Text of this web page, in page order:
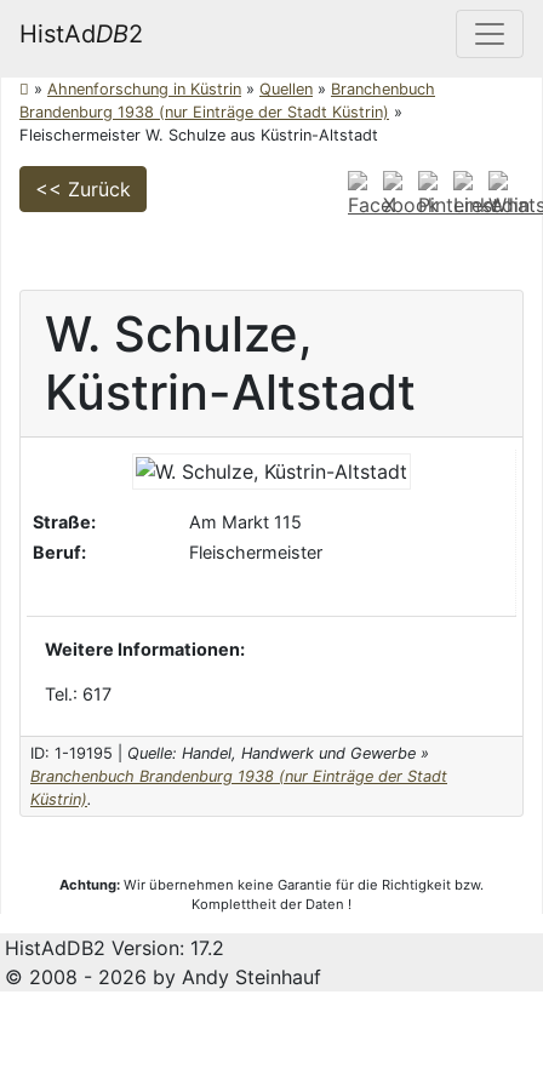
HistAdDB2
» Ahnenforschung in Küstrin » Quellen » Branchenbuch
Brandenburg 1938 (nur Einträge der Stadt Küstrin) »
Fleischermeister W. Schulze aus Küstrin-Altstadt
<< Zurück
W. Schulze,
Küstrin-Altstadt
Straße:
Am Markt 115
Beruf:
Fleischermeister
Weitere Informationen:
Tel.: 617
ID: 1-19195 | Quelle: Handel, Handwerk und Gewerbe »
Branchenbuch Brandenburg 1938 (nur Einträge der Stadt
Küstrin).
Achtung: Wir übernehmen keine Garantie für die Richtigkeit bzw.
Komplettheit der Daten !
HistAdDB2 Version: 17.2
© 2008 - 2026 by Andy Steinhauf